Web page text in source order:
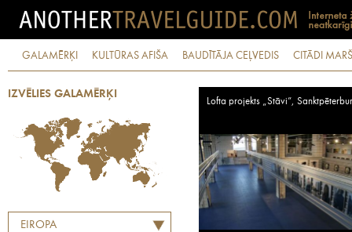
GALAMĒRĶI KULTŪRAS AFIŠA BAUDĪTĀJA CEĻVEDIS CITĀDI
IZVĒLIES GALAMĒRĶI
EIROPA
Lofta projekts „Stāvi”,